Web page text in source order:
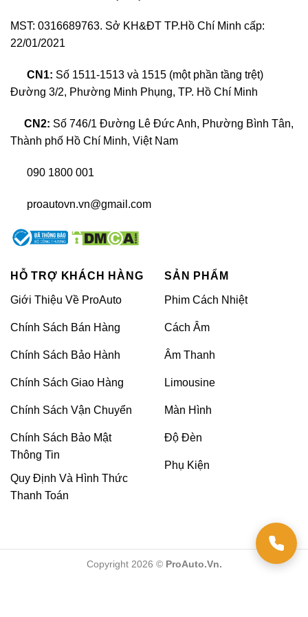
trường.
Việt Nam, tích hợp công nghệ cách âm và tiêu âm 2
trong 1 cùng sự kết hợp của polyme và hạt EPP, đem
Intrigo
Dưới đây là thông số kỹ thuật của STP Aerocell QP
Thông số
Cách âm STP Aerocell QP Intrigo
6mm
Kích thước
công
Sàn xe, cốp xe, hốc bánh, vách ngăn
khoang động cơ và cửa xe (mặt ngoài).
MST: 0316689763. Sở KH&ĐT TP.Hồ Chí Minh cấp:
22/01/2021
CN1: Số 1511-1513 và 1515 (một phần tầng trệt)
Đường 3/2, Phường Minh Phụng, TP. Hồ Chí Minh
CN2: Số 746/1 Đường Lê Đức Anh, Phường Bình Tân,
Thành phố Hồ Chí Minh, Việt Nam
090 1800 001
proautovn.vn@gmail.com
HỖ TRỢ KHÁCH HÀNG
Giới Thiệu Về ProAuto
Chính Sách Bán Hàng
Chính Sách Bảo Hành
Chính Sách Giao Hàng
Chính Sách Vận Chuyển
Chính Sách Bảo Mật
Thông Tin
Quy Định Và Hình Thức
Thanh Toán
SẢN PHẨM
Phim Cách Nhiệt
Cách Âm
Âm Thanh
Limousine
Màn Hình
Độ Đèn
Phụ Kiện
Copyright 2026 © ProAuto.Vn.